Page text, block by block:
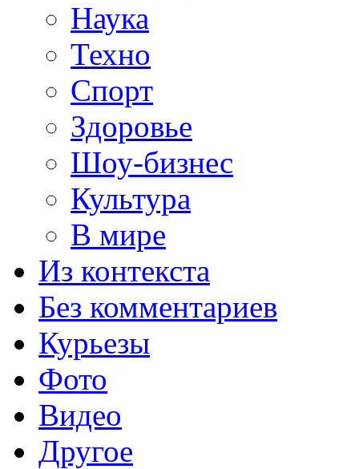
Наука
Техно
Спорт
Здоровье
Шоу-бизнес
Культура
В мире
Из контекста
Без комментариев
Курьезы
Фото
Видео
Другое